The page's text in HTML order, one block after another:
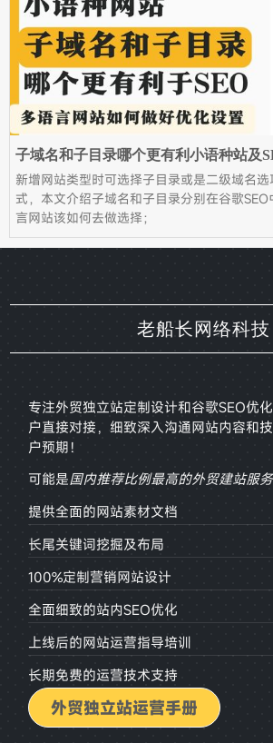
子域名和子目录哪个更有利小语种站及
新增网站类型时可选择子目录或是二级域名
式，本文介绍子域名和子目录分别在谷歌
言网站该如何去做选择；
老船长网络科技
专注外贸独立站定制设计和谷歌SEO优
户直接对接， 细致深入沟通网站内容和
户预期！
可能是国内推荐比例最高的外贸建站服
提供全面的网站素材文档
长尾关键词挖掘及布局
100%定制营销网站设计
全面细致的站内SEO优化
上线后的网站运营指导培训
长期免费的运营技术支持
外贸独立站运营手册